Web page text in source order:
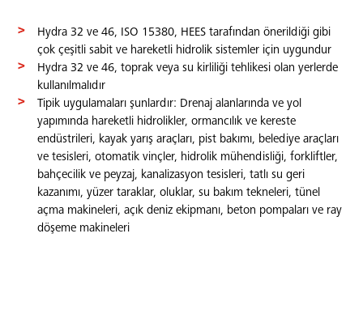
Hydra 32 ve 46, ISO 15380, HEES tarafından önerildiği gibi
çok çeşitli sabit ve hareketli hidrolik sistemler için uygundur
Hydra 32 ve 46, toprak veya su kirliliği tehlikesi olan yerlerde
kullanılmalıdır
Tipik uygulamaları şunlardır: Drenaj alanlarında ve yol
yapımında hareketli hidrolikler, ormancılık ve kereste
endüstrileri, kayak yarış araçları, pist bakımı, belediye araçları
ve tesisleri, otomatik vinçler, hidrolik mühendisliği, forkliftler,
bahçecilik ve peyzaj, kanalizasyon tesisleri, tatlı su geri
kazanımı, yüzer taraklar, oluklar, su bakım tekneleri, tünel
açma makineleri, açık deniz ekipmanı, beton pompaları ve ray
döşeme makineleri